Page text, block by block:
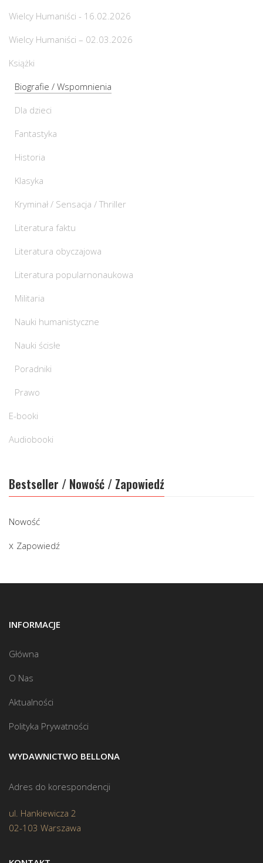
Wielcy Humaniści - 16.02.2026
Wielcy Humaniści – 02.03.2026
Książki
Biografie / Wspomnienia
Dla dzieci
Fantastyka
Historia
Klasyka
Kryminał / Sensacja / Thriller
Literatura faktu
Literatura obyczajowa
Literatura popularnonaukowa
Militaria
Nauki humanistyczne
Nauki ścisłe
Poradniki
Prawo
E-booki
Audiobooki
Bestseller / Nowość / Zapowiedź
Nowość
Zapowiedź
INFORMACJE
Główna
O Nas
Aktualności
Polityka Prywatności
WYDAWNICTWO BELLONA
Adres do korespondencji
ul. Hankiewicza 2
02-103 Warszawa